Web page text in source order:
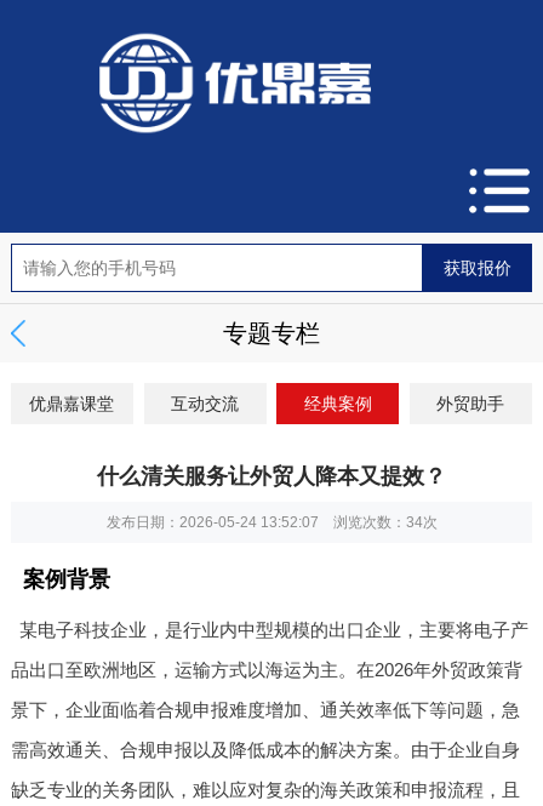
专题专栏
优鼎嘉课堂 互动交流 经典案例 外贸助手
什么清关服务让外贸人降本又提效？
发布日期：2026-05-24 13:52:07 浏览次数： 34次
案例背景
某电子科技企业，是行业内中型规模的出口企业，主要将电子产
品出口至欧洲地区，运输方式以海运为主。在2026年外贸政策背
景下，企业面临着合规申报难度增加、通关效率低下等问题，急
需高效通关、合规申报以及降低成本的解决方案。由于企业自身
缺乏专业的关务团队，难以应对复杂的海关政策和申报流程，且